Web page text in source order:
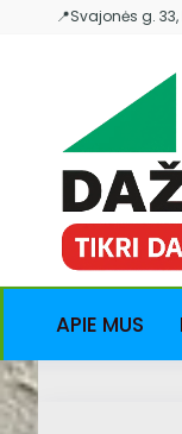
📍Svajonės g.
APIE MUS